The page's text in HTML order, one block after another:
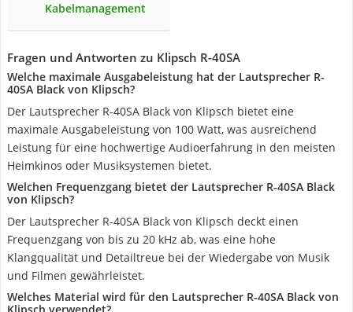
Kabelmanagement
Fragen und Antworten zu Klipsch R-40SA
Welche maximale Ausgabeleistung hat der Lautsprecher R-
40SA Black von Klipsch?
Der Lautsprecher R-40SA Black von Klipsch bietet eine
maximale Ausgabeleistung von 100 Watt, was ausreichend
Leistung für eine hochwertige Audioerfahrung in den meisten
Heimkinos oder Musiksystemen bietet.
Welchen Frequenzgang bietet der Lautsprecher R-40SA Black
von Klipsch?
Der Lautsprecher R-40SA Black von Klipsch deckt einen
Frequenzgang von bis zu 20 kHz ab, was eine hohe
Klangqualität und Detailtreue bei der Wiedergabe von Musik
und Filmen gewährleistet.
Welches Material wird für den Lautsprecher R-40SA Black von